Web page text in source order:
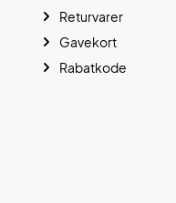
Returvarer
Gavekort
Rabatkode